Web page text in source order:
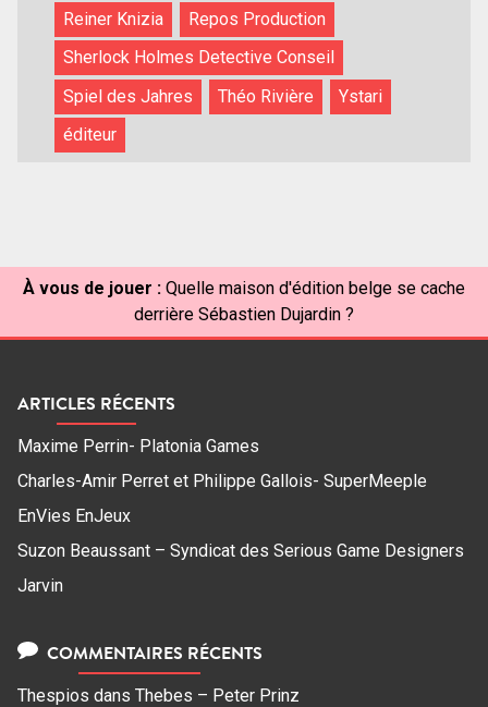
Reiner Knizia
Repos Production
Sherlock Holmes Detective Conseil
Spiel des Jahres
Théo Rivière
Ystari
éditeur
À vous de jouer : Quelle maison d'édition belge se cache
derrière Sébastien Dujardin ?
ARTICLES RÉCENTS
Maxime Perrin- Platonia Games
Charles-Amir Perret et Philippe Gallois- SuperMeeple
EnVies EnJeux
Suzon Beaussant – Syndicat des Serious Game Designers
Jarvin
COMMENTAIRES RÉCENTS
Thespios dans Thebes – Peter Prinz